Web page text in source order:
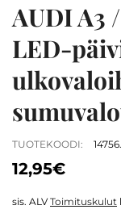
AUDI A3
LED-
TUOTEKOODI:
12,95€
sis. ALVToimituskulut